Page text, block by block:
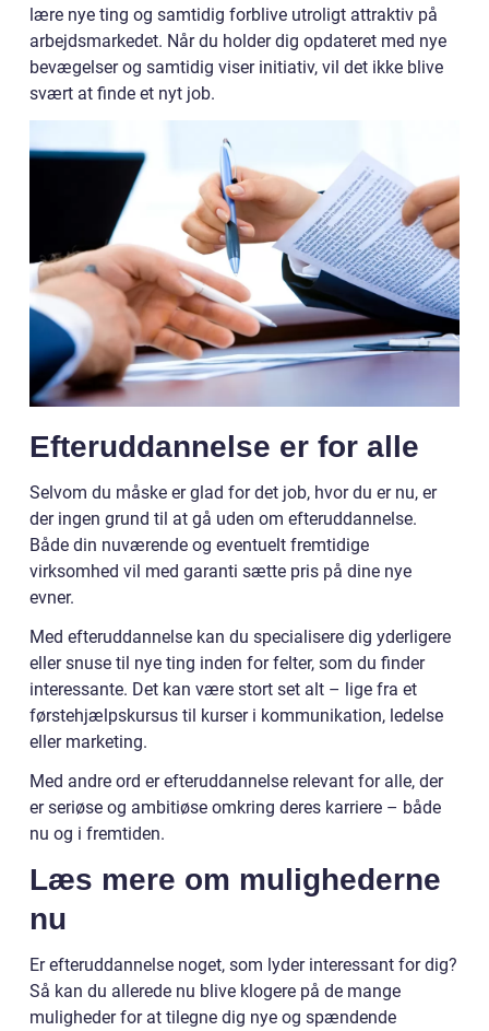
lære nye ting og samtidig forblive utroligt attraktiv på
arbejdsmarkedet. Når du holder dig opdateret med nye
bevægelser og samtidig viser initiativ, vil det ikke blive
svært at finde et nyt job.
Efteruddannelse er for alle
Selvom du måske er glad for det job, hvor du er nu, er
der ingen grund til at gå uden om efteruddannelse.
Både din nuværende og eventuelt fremtidige
virksomhed vil med garanti sætte pris på dine nye
evner.
Med efteruddannelse kan du specialisere dig yderligere
eller snuse til nye ting inden for felter, som du finder
interessante. Det kan være stort set alt – lige fra et
førstehjælpskursus til kurser i kommunikation, ledelse
eller marketing.
Med andre ord er efteruddannelse relevant for alle, der
er seriøse og ambitiøse omkring deres karriere – både
nu og i fremtiden.
Læs mere om mulighederne
nu
Er efteruddannelse noget, som lyder interessant for dig?
Så kan du allerede nu blive klogere på de mange
muligheder for at tilegne dig nye og spændende